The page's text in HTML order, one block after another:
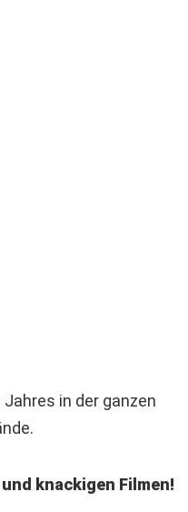
in der ganzen
knackigen Filmen!